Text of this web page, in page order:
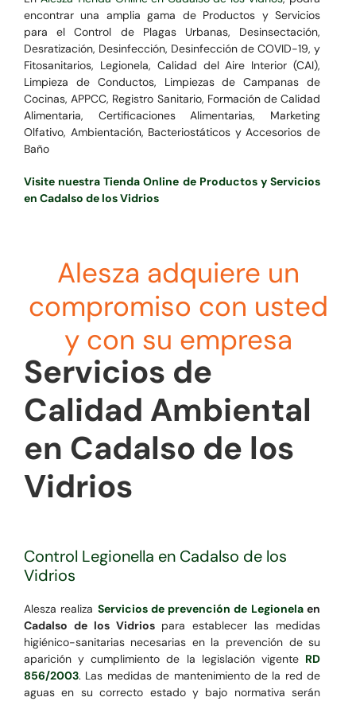
encontrar una amplia gama de Productos y Servicios
para elControl de Plagas Urbanas, Desinsectación,
Desratización, Desinfección, Desinfección de COVID-19, y
Fitosanitarios, Legionela, Calidad del Aire Interior (CAI),
Limpieza de Conductos, Limpiezas de Campanas de
Cocinas, APPCC, Registro Sanitario, Formación de Calidad
Alimentaria, Certificaciones Alimentarias, Marketing
Olfativo, Ambientación, Bacteriostáticos y Accesorios de
Baño
Visite nuestra Tienda Online de Productos y Servicios
en Cadalso de los Vidrios
Alesza adquiere un
compromiso con usted
y con su empresa
Servicios de
Calidad Ambiental
en Cadalso de los
Vidrios
Control Legionella en Cadalso de los
Vidrios
Alesza realiza Servicios de prevención de Legionelaen
Cadalso de los Vidrios para establecer las medidas
higiénico-sanitarias necesarias en la prevención de su
aparición y cumplimiento de la legislación vigente RD
856/2003. Las medidas de mantenimiento de la red de
aguas en su correcto estado y bajo normativa serán